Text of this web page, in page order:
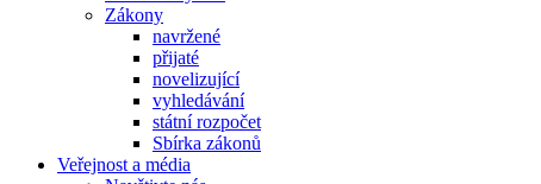
Zákony
navržené
přijaté
novelizující
vyhledávání
státní rozpočet
Sbírka zákonů
Veřejnost a média